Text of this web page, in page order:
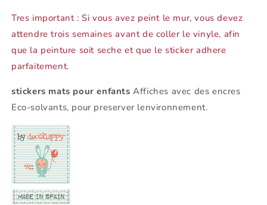
Tres important : Si vous avez peint le mur, vous devez
attendre trois semaines avant de coller le vinyle, afin
que la peinture soit seche et que le sticker adhere
parfaitement.
stickers mats pour enfants Affiches avec des encres
Eco-solvants, pour preserver lenvironnement.